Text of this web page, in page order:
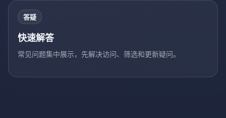
答疑
快速解答
常见问题集中展示，先解决访问、筛选和更新疑问。